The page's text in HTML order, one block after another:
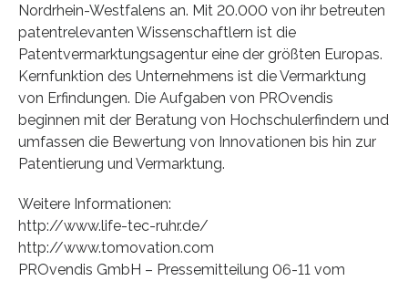
Nordrhein-Westfalens an. Mit 20.000 von ihr betreuten
patentrelevanten Wissenschaftlern ist die
Patentvermarktungsagentur eine der größten Europas.
Kernfunktion des Unternehmens ist die Vermarktung
von Erfindungen. Die Aufgaben von PROvendis
beginnen mit der Beratung von Hochschulerfindern und
umfassen die Bewertung von Innovationen bis hin zur
Patentierung und Vermarktung.
Weitere Informationen:
http://www.life-tec-ruhr.de/
http://www.tomovation.com
PROvendis GmbH – Pressemitteilung 06-11 vom